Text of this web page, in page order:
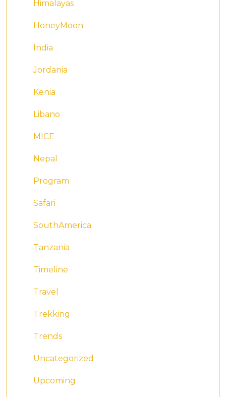
Himalayas
HoneyMoon
India
Jordania
Kenia
Libano
MICE
Nepal
Program
Safari
SouthAmerica
Tanzania
Timeline
Travel
Trekking
Trends
Uncategorized
Upcoming